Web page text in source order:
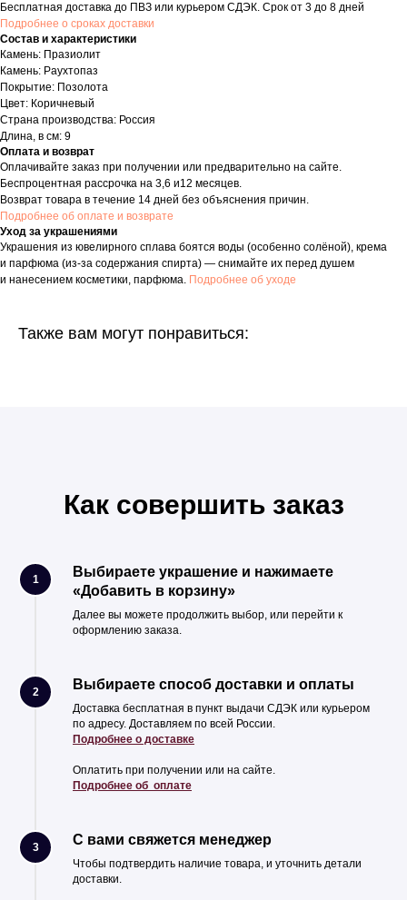
Бесплатная доставка до ПВЗ или курьером СДЭК. Срок от 3 до 8 дней
Подробнее о сроках доставки
Состав и характеристики
Камень: Празиолит
Камень: Раухтопаз
Покрытие: Позолота
Цвет: Коричневый
Страна производства: Россия
Длина, в см: 9
Оплата и возврат
Оплачивайте заказ при получении или предварительно на сайте.
Беспроцентная рассрочка на 3,6 и12 месяцев.
Возврат товара в течение 14 дней без объяснения причин.
Подробнее об оплате и возврате
Уход за украшениями
Украшения из ювелирного сплава боятся воды (особенно солёной), крема
и парфюма (из-за содержания спирта) — снимайте их перед душем
и нанесением косметики, парфюма. Подробнее об уходе
Также вам могут понравиться:
Как совершить заказ
1
Выбираете украшение и нажимаете
«Добавить в корзину»
Далее вы можете продолжить выбор, или перейти к
оформлению заказа.
2 Выбираете способ доставки и оплаты
Доставка бесплатная в пункт выдачи СДЭК или курьером
по адресу. Доставляем по всей России.
Подробнее о доставке
Оплатить при получении или на сайте.
Подробнее об оплате
3 С вами свяжется менеджер
Чтобы подтвердить наличие товара, и уточнить детали
доставки.